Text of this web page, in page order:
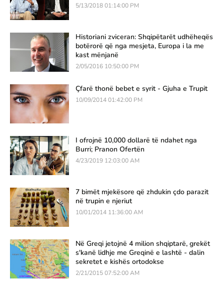
5/13/2018 01:14:00 PM
Historiani zviceran: Shqipëtarët udhëheqës
botërorë që nga mesjeta, Europa i la me
kast mënjanë
2/05/2016 10:50:00 PM
Çfarë thonë bebet e syrit - Gjuha e Trupit
10/09/2014 01:42:00 PM
I ofrojnë 10,000 dollarë të ndahet nga
Burri; Pranon Ofertën
4/23/2019 12:03:00 AM
7 bimët mjekësore që zhdukin çdo parazit
në trupin e njeriut
10/01/2014 11:36:00 AM
Në Greqi jetojnë 4 milion shqiptarë, grekët
s'kanë lidhje me Greqinë e lashtë - dalin
sekretet e kishës ortodokse
2/21/2015 07:52:00 AM